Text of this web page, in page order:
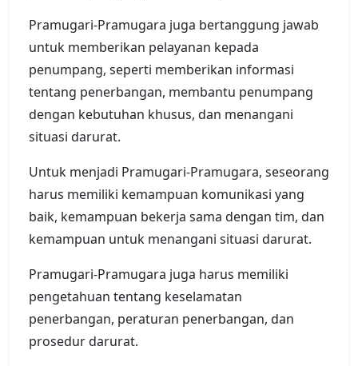
Pramugari-Pramugara juga bertanggung jawab
untuk memberikan pelayanan kepada
penumpang, seperti memberikan informasi
tentang penerbangan, membantu penumpang
dengan kebutuhan khusus, dan menangani
situasi darurat.
Untuk menjadi Pramugari-Pramugara, seseorang
harus memiliki kemampuan komunikasi yang
baik, kemampuan bekerja sama dengan tim, dan
kemampuan untuk menangani situasi darurat.
Pramugari-Pramugara juga harus memiliki
pengetahuan tentang keselamatan
penerbangan, peraturan penerbangan, dan
prosedur darurat.